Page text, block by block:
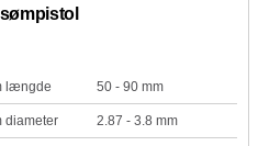
længde 50 - 90 mm
diameter 2.87 - 3.8 mm